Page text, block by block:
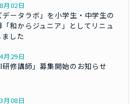
月02日
データラボ」を小学生・中学生の
「和からジュニア」としてリニュ
ました
月29日
研修講師」募集開始のお知らせ
月08日